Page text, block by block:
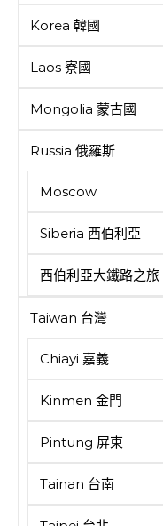
Korea 韓國
Laos 寮國
Mongolia 蒙古國
Russia 俄羅斯
Moscow
Siberia 西伯利亞
西伯利亞大鐵路之旅
Taiwan 台灣
Chiayi 嘉義
Kinmen 金門
Pintung 屏東
Tainan 台南